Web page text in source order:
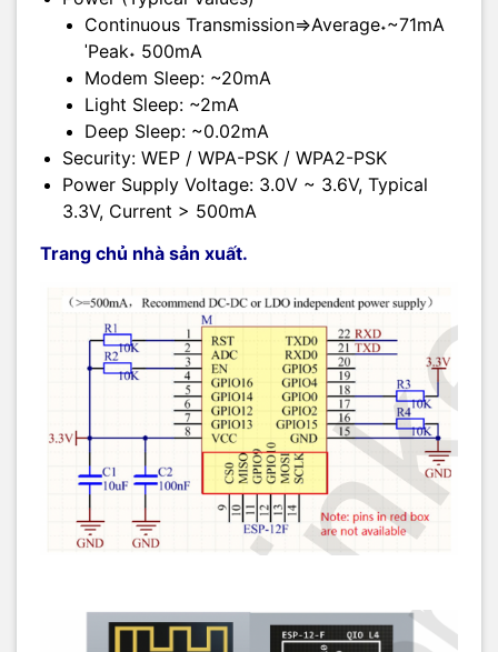
Continuous Transmission=>Average˖~71mA
ˈPeak˖ 500mA
Modem Sleep: ~20mA
Light Sleep: ~2mA
Deep Sleep: ~0.02mA
Security: WEP / WPA-PSK / WPA2-PSK
Power Supply Voltage: 3.0V ~ 3.6V, Typical
3.3V, Current > 500mA
Trang chủ nhà sản xuất.